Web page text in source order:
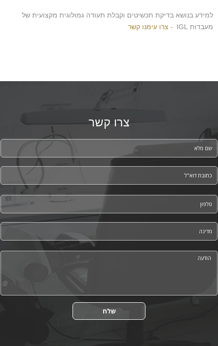
למידע בנושא בדיקת תכשיטים וקבלת תעודה גמולוגית מקצועית של
מעבדות IGL -
צרו עימנו קשר
צרו קשר
Full name
*
Your email
Phone
Message
שלח